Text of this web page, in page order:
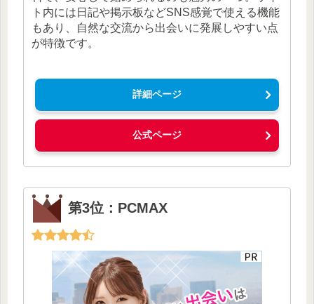
ト内には日記や掲示板などSNS感覚で使える機能
もあり、自然な交流から出会いに発展しやすい点
が特徴です。
詳細ページ
公式ページ
第3位：PCMAX